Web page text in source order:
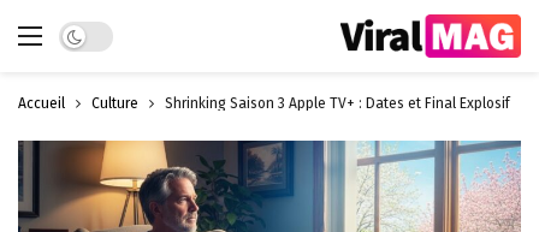
Dark mode
Accueil Culture Shrinking Saison 3 Apple TV+ : Dates et Final Explosif